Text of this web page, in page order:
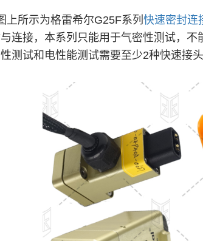
上所示为格雷希尔G25F系列 快速密封连
连接，本系列只能用于气密性测试，
测试和电性能测试需要至少2种快速接